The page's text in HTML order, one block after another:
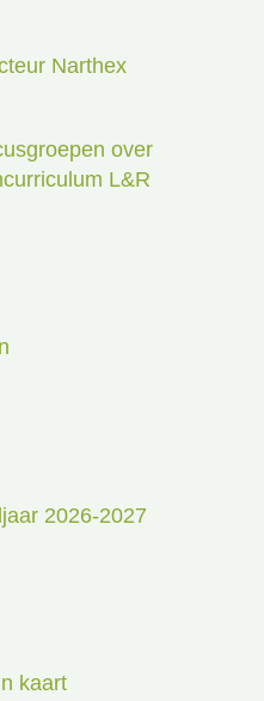
Narthex
over
L&R
2026-2027
kaart